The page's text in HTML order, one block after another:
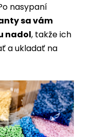
nasypaní
sa vám
nadol, takže ich
a ukladať na